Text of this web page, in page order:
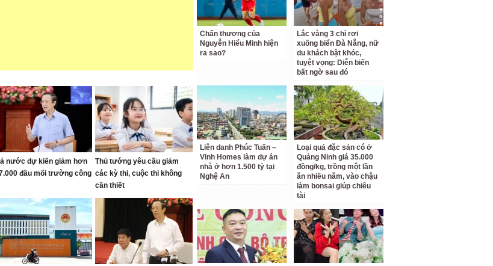
nước dự kiến giảm hơn
đầu mối trường công
Thủ tướng yêu cầu giảm
các kỳ thi, cuộc thi không
cần thiết
Chấn thương của
Nguyễn Hiểu Minh hiện
ra sao?
Lắc vàng 3 chỉ rơi
xuống biển Đà Nẵng, nữ
du khách bật khóc,
tuyệt vọng: Diễn biến
bất ngờ sau đó
Liên danh Phúc Tuấn –
Vinh Homes làm dự án
nhà ở hơn 1.500 tỷ tại
Nghệ An
Loại quả đặc sản có ở
Quảng Ninh giá 35.000
đồng/kg, trồng một lần
ăn nhiều năm, vào chậu
làm bonsai giúp chiêu
tài